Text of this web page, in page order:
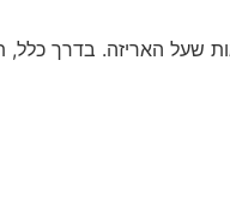
שעל האריזה. בדרך